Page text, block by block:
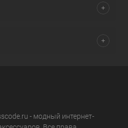
- модный интернет-